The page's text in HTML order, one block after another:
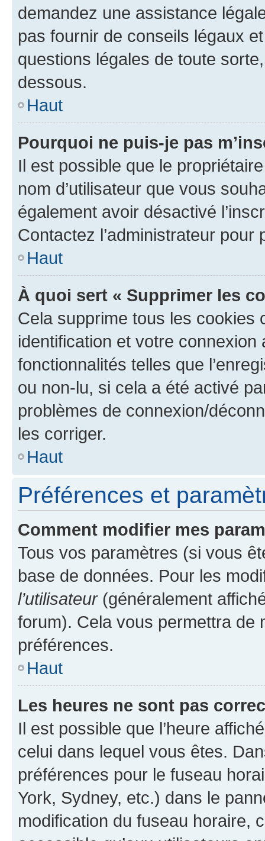
demandez une assistance
pas fournir de conseils légaux
questions légales de toute
dessous.
Haut
Pourquoi ne puis-je pas
Il est possible que le
nom d’utilisateur que vous
également avoir désactivé
Contactez l’administrateur
Haut
À quoi sert « Supprimer les
Cela supprime tous les cookies
identification et votre
fonctionnalités telles que
ou non-lu, si cela a été activé
problèmes de connexion/
les corriger.
Haut
Préférences et
Comment modifier mes
Tous vos paramètres (si vous
base de données. Pour les
l’utilisateur(généralement
forum). Cela vous permettra de
préférences.
Haut
Les heures ne sont pas
Il est possible que l’heure
celui dans lequel vous êtes.
préférences pour le fuseau
York, Sydney, etc.) dans le
modification du fuseau horaire,